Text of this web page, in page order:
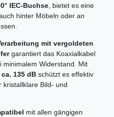
IEC-Buchse, bietet es eine
hinter Möbeln oder an
mit vergoldeten
garantiert das Koaxialkabel
minimalem Widerstand. Mit
135 dB schützt es effektiv
kristallklare Bild- und
mit allen gängigen